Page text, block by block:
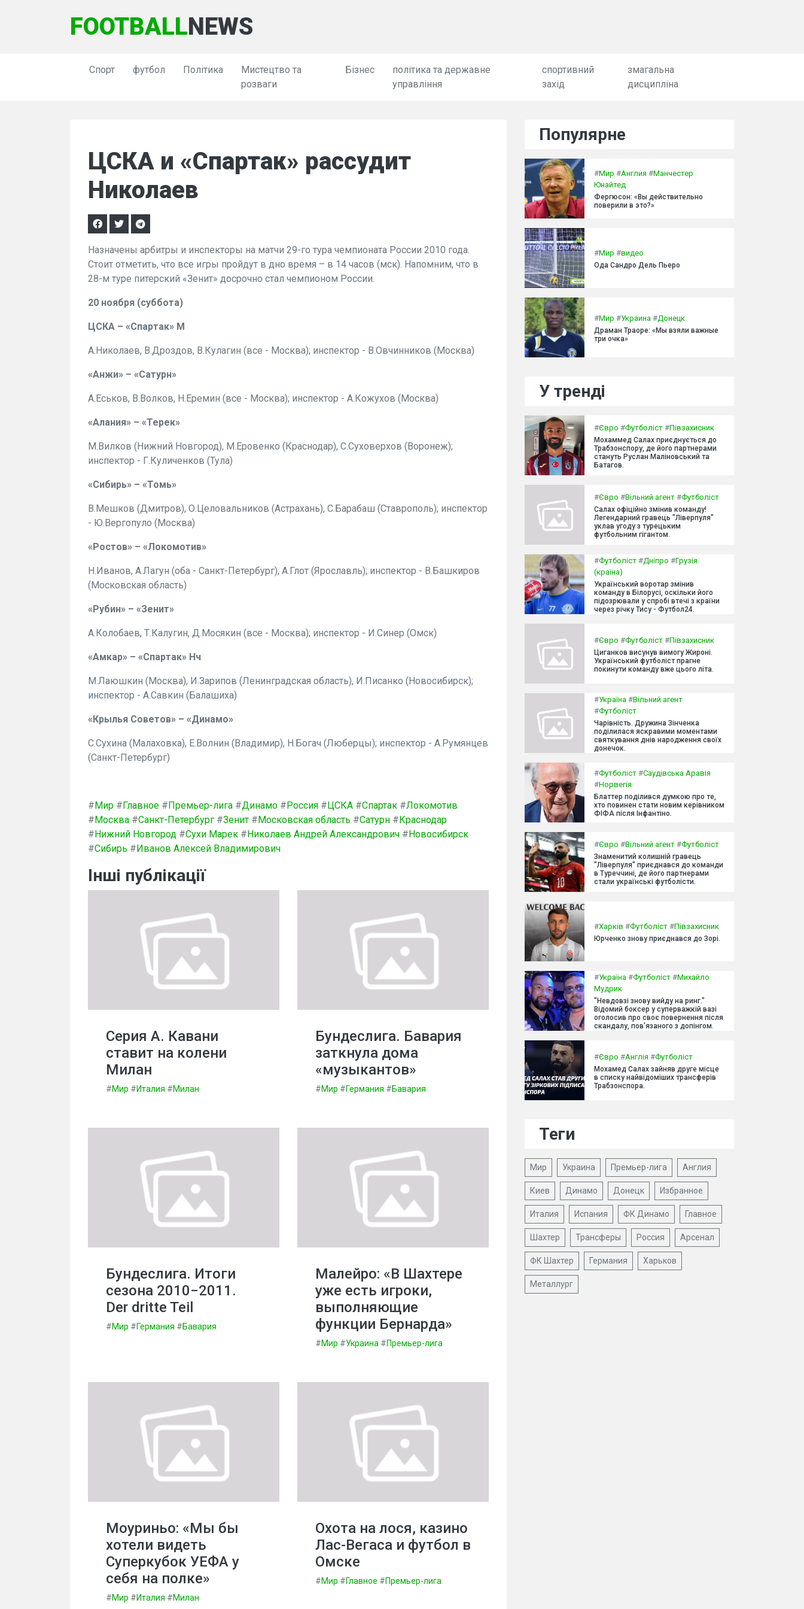
FOOTBALLNEWS
Спорт футбол Політика
Мистецтво та
розваги
Бізнес
політика та державне
управління
спортивний
захід
змагальна
дисципліна
ЦСКА и «Спартак» рассудит
Николаев
Назначены арбитры и инспекторы на матчи 29-го тура чемпионата России 2010 года.
Стоит отметить, что все игры пройдут в дно время – в 14 часов (мск). Напомним, что в
28-м туре питерский «Зенит» досрочно стал чемпионом России.
20 ноября (суббота)
ЦСКА – «Спартак» М
А.Николаев, В.Дроздов, В.Кулагин (все - Москва); инспектор - В.Овчинников (Москва)
«Анжи» – «Сатурн»
А.Еськов, В.Волков, Н.Еремин (все - Москва); инспектор - А.Кожухов (Москва)
«Алания» – «Терек»
М.Вилков (Нижний Новгород), М.Еровенко (Краснодар), С.Суховерхов (Воронеж);
инспектор - Г.Куличенков (Тула)
«Сибирь» – «Томь»
В.Мешков (Дмитров), О.Целовальников (Астрахань), С.Барабаш (Ставрополь); инспектор
- Ю.Вергопуло (Москва)
«Ростов» – «Локомотив»
Н.Иванов, А.Лагун (оба - Санкт-Петербург), А.Глот (Ярославль); инспектор - В.Башкиров
(Московская область)
«Рубин» – «Зенит»
А.Колобаев, Т.Калугин, Д.Мосякин (все - Москва); инспектор - И.Синер (Омск)
«Амкар» – «Спартак» Нч
М.Лаюшкин (Москва), И.Зарипов (Ленинградская область), И.Писанко (Новосибирск);
инспектор - А.Савкин (Балашиха)
«Крылья Советов» – «Динамо»
С.Сухина (Малаховка), Е.Волнин (Владимир), Н.Богач (Люберцы); инспектор - А.Румянцев
(Санкт-Петербург)
#Мир #Главное #Премьер-лига #Динамо #Россия #ЦСКА #Спартак #Локомотив
#Москва #Санкт-Петербург #Зенит #Московская область #Сатурн #Краснодар
#Нижний Новгород #Сухи Марек #Николаев Андрей Александрович #Новосибирск
#Сибирь #Иванов Алексей Владимирович
Інші публікації
Серия А. Кавани
ставит на колени
Милан
#Мир #Италия #Милан
Бундеслига. Бавария
заткнула дома
«музыкантов»
#Мир #Германия #Бавария
Бундеслига. Итоги
сезона 2010−2011.
Der dritte Teil
#Мир #Германия #Бавария
Малейро: «В Шахтере
уже есть игроки,
выполняющие
функции Бернарда»
#Мир #Украина #Премьер-лига
Моуриньо: «Мы бы
хотели видеть
Суперкубок УЕФА у
себя на полке»
#Мир #Италия #Милан
Охота на лося, казино
Лас-Вегаса и футбол в
Омске
#Мир #Главное #Премьер-лига
Популярне
#Мир #Англия #Манчестер
Юнайтед
Фергюсон: «Вы действительно
поверили в это?»
#Мир #видео
Ода Сандро Дель Пьеро
#Мир #Украина #Донецк
Драман Траоре: «Мы взяли важные
три очка»
У тренді
#Євро #Футболіст #Півзахисник
Мохаммед Салах приєднується до
Трабзонспору, де його партнерами
стануть Руслан Маліновський та
Батагов.
#Євро #Вільний агент #Футболіст
Салах офіційно змінив команду!
Легендарний гравець "Ліверпуля"
уклав угоду з турецьким
футбольним гігантом.
#Футболіст #Дніпро #Грузія
(країна)
Український воротар змінив
команду в Білорусі, оскільки його
підозрювали у спробі втечі з країни
через річку Тису - Футбол24.
#Євро #Футболіст #Півзахисник
Циганков висунув вимогу Жироні.
Український футболіст прагне
покинути команду вже цього літа.
#Україна #Вільний агент
#Футболіст
Чарівність. Дружина Зінченка
поділилася яскравими моментами
святкування днів народження своїх
донечок.
#Футболіст #Саудівська Аравія
#Норвегія
Блаттер поділився думкою про те,
хто повинен стати новим керівником
ФІФА після Інфантіно.
#Євро #Вільний агент #Футболіст
Знаменитий колишній гравець
"Ліверпуля" приєднався до команди
в Туреччині, де його партнерами
стали українські футболісти.
#Харків #Футболіст #Півзахисник
Юрченко знову приєднався до Зорі.
#Україна #Футболіст #Михайло
Мудрик
"Невдовзі знову вийду на ринг."
Відомий боксер у суперважкій вазі
оголосив про своє повернення після
скандалу, пов'язаного з допінгом.
#Євро #Англія #Футболіст
Мохамед Салах зайняв друге місце
в списку найвідоміших трансферів
Трабзонспора.
Теги
Мир Украина Премьер-лига Англия
Киев Динамо Донецк Избранное
Италия Испания ФК Динамо Главное
Шахтер Трансферы Россия Арсенал
ФК Шахтер Германия Харьков
Металлург